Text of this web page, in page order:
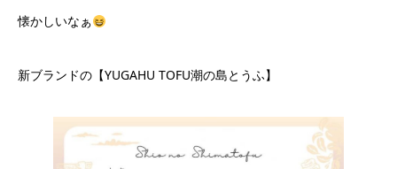
懐かしいなぁ
新ブランドの【YUGAHU TOFU潮の島とうふ】